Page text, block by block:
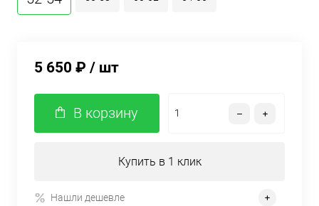
5 650 ₽ / шт
В корзину
Купить в 1 клик
Нашли дешевле